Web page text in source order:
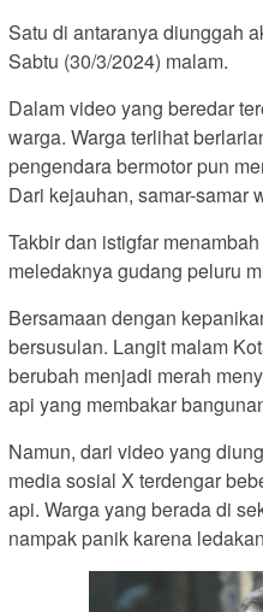
Satu di antaranya diunggah
Sabtu (30/3/2024) malam.
Dalam video yang beredar
warga. Warga terlihat
pengendara bermotor pun
Dari kejauhan, samar-samar
Takbir dan istigfar
meledaknya gudang peluru
Bersamaan dengan
bersusulan. Langit malam
berubah menjadi merah
api yang membakar
Namun, dari video yang
media sosial X terdengar
api. Warga yang berada di
nampak panik karena